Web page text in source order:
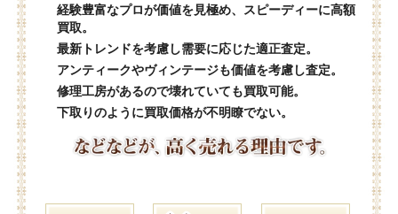
経験豊富なプロが価値を見極め、スピーディーに高額
買取。
最新トレンドを考慮し需要に応じた適正査定。
アンティークやヴィンテージも価値を考慮し査定。
修理工房があるので壊れていても買取可能。
下取りのように買取価格が不明瞭でない。